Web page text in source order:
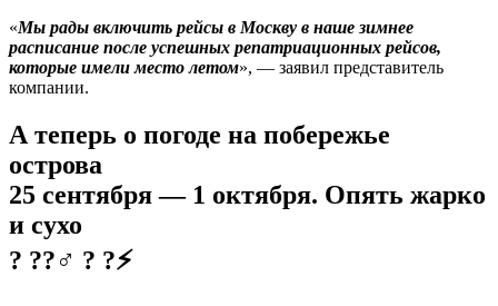
«Мы рады включить рейсы в Москву в наше зимнее
расписание после успешных репатриационных рейсов,
которые имели место летом», — заявил представитель
компании.
А теперь о погоде на побережье
острова
25 сентября — 1 октября. Опять жарко
и сухо
? ??‍♂️ ? ?⚡